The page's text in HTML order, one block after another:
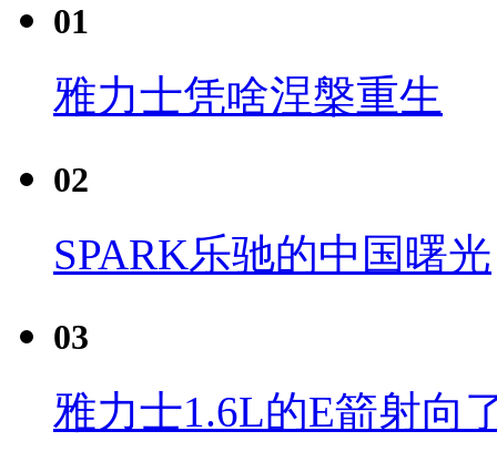
01
雅力士凭啥涅槃重生
02
SPARK乐驰的中国曙光
03
雅力士1.6L的E箭射向